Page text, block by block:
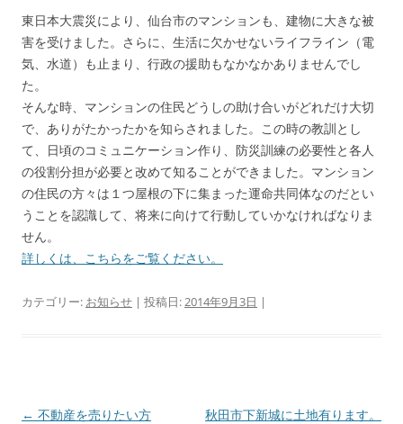
東日本大震災により、仙台市のマンションも、建物に大きな被
害を受けました。さらに、生活に欠かせないライフライン（電
気、水道）も止まり、行政の援助もなかなかありませんでし
た。
そんな時、マンションの住民どうしの助け合いがどれだけ大切
で、ありがたかったかを知らされました。この時の教訓とし
て、日頃のコミュニケーション作り、防災訓練の必要性と各人
の役割分担が必要と改めて知ることができました。マンション
の住民の方々は１つ屋根の下に集まった運命共同体なのだとい
うことを認識して、将来に向けて行動していかなければなりま
せん。
詳しくは、こちらをご覧ください。
カテゴリー: お知らせ | 投稿日:2014年9月3日 |
投
← 不動産を売りたい方
秋田市下新城に土地有ります。